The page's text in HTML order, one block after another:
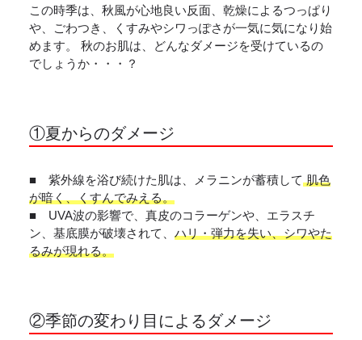
この時季は、秋風が心地良い反面、乾燥によるつっぱり
や、ごわつき、くすみやシワっぽさが一気に気になり始
めます。 秋のお肌は、どんなダメージを受けているの
でしょうか・・・？
①夏からのダメージ
■ 紫外線を浴び続けた肌は、メラニンが蓄積して肌色
が暗く、くすんでみえる。
■ UVA波の影響で、真皮のコラーゲンや、エラスチ
ン、基底膜が破壊されて、 ハリ・弾力を失い、シワやた
るみが現れる。
②季節の変わり目によるダメージ